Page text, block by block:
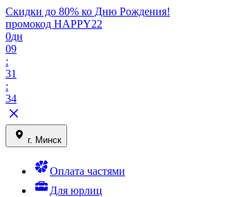
Скидки до 80% ко Дню Рождения!
промокод HAPPY22
0дн
09
:
31
:
34
г. Минск
Оплата частями
Для юрлиц